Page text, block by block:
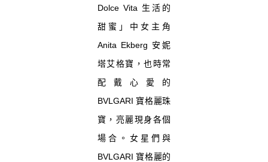
Dolce Vita 生活的
甜蜜」中女主角
Anita Ekberg 安妮
塔艾格寶，也時常
配戴心愛的
BVLGARI 寶格麗珠
寶，亮麗現身各個
場合。女星們與
BVLGARI 寶格麗的